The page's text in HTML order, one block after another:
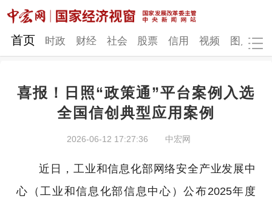
网站地图
财经 社会
图片
地方发展
首页 时政 财经 社会 股票 信用 视频 图片
喜报！日照“政策通”平台案例入选
全国信创典型应用案例
2026-06-12 17:27:36 中宏网
近日，工业和信息化部网络安全产业发展中
心（工业和信息化部信息中心）公布2025年度